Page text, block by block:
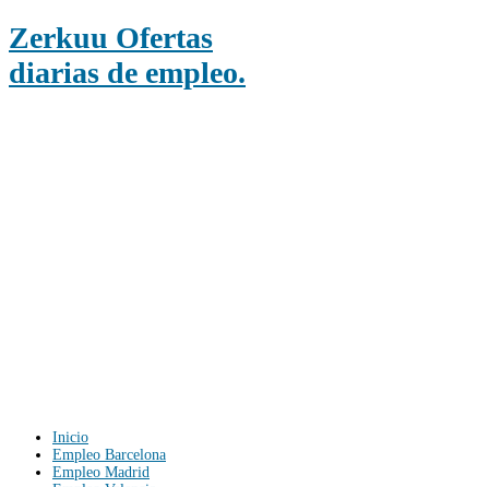
Zerkuu Ofertas
diarias de empleo.
Inicio
Empleo Barcelona
Empleo Madrid